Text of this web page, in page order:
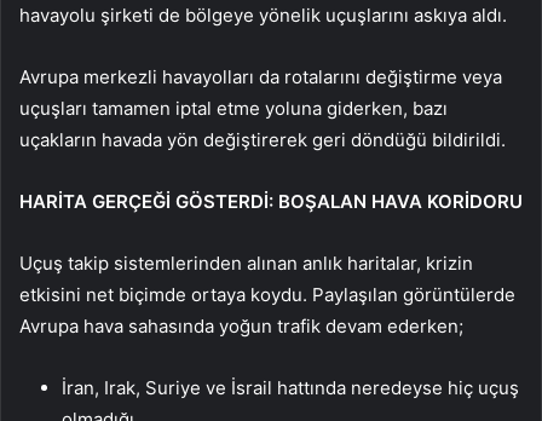
havayolu şirketi de bölgeye yönelik uçuşlarını askıya aldı.
Avrupa merkezli havayolları da rotalarını değiştirme veya
uçuşları tamamen iptal etme yoluna giderken, bazı
uçakların havada yön değiştirerek geri döndüğü bildirildi.
HARİTA GERÇEĞİ GÖSTERDİ: BOŞALAN HAVA KORİDORU
Uçuş takip sistemlerinden alınan anlık haritalar, krizin
etkisini net biçimde ortaya koydu. Paylaşılan görüntülerde
Avrupa hava sahasında yoğun trafik devam ederken;
İran, Irak, Suriye ve İsrail hattında neredeyse hiç uçuş